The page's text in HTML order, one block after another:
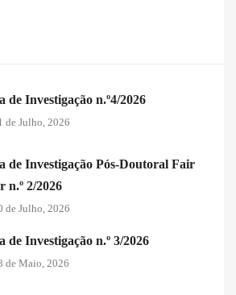
de Investigação n.º4/2026
de Julho, 2026
de Investigação Pós-Doutoral Fair
n.º 2/2026
de Julho, 2026
de Investigação n.º 3/2026
de Maio, 2026